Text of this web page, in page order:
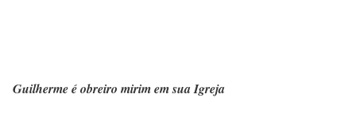
Guilherme é obreiro mirim em sua Igreja